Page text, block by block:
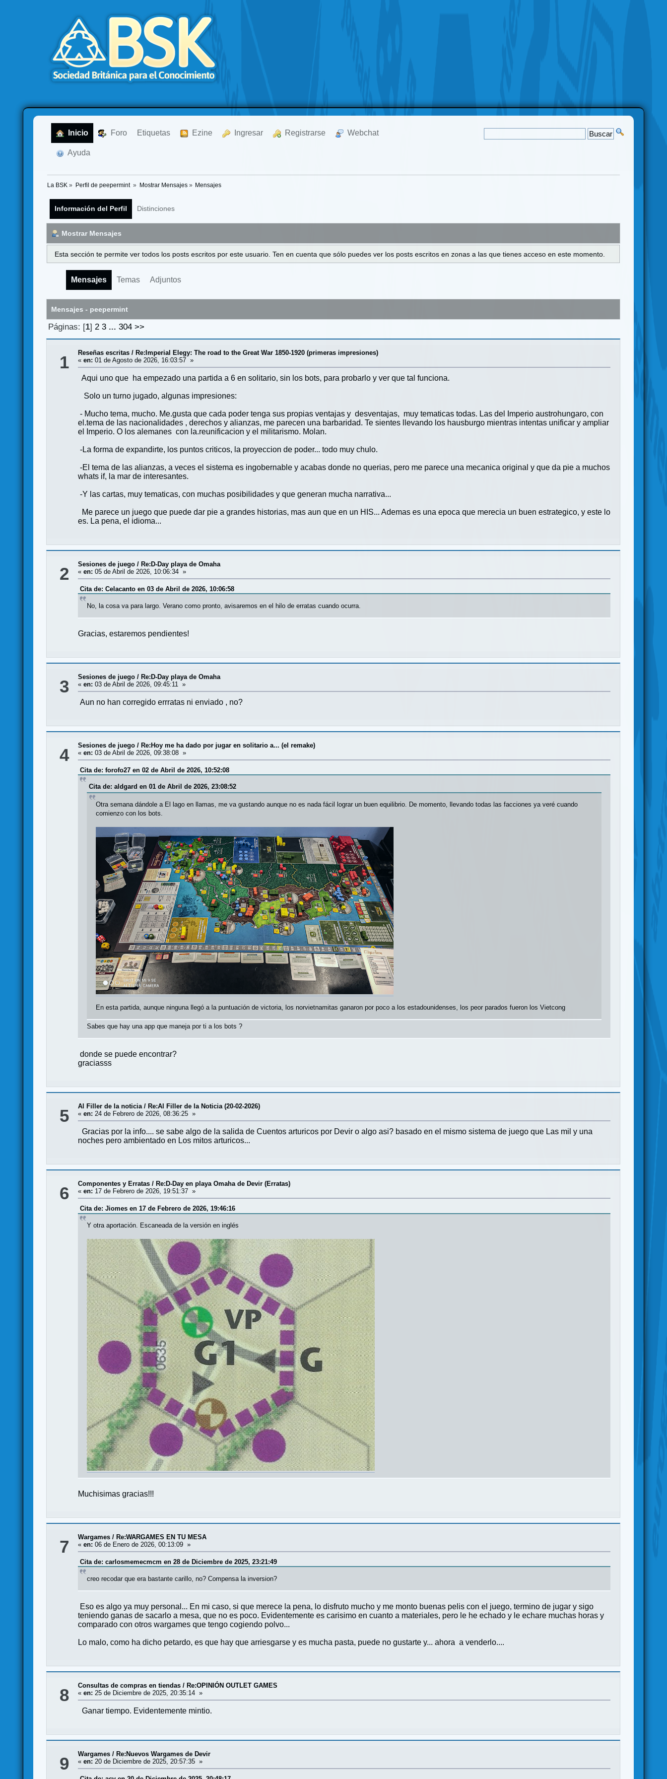
Inicio Foro Etiquetas Ezine Ingresar Registrarse Webchat
Ayuda
La BSK » Perfil de peepermint » Mostrar Mensajes» Mensajes
Información del Perfil Distinciones
Mostrar Mensajes
Esta sección te permite ver todos los posts escritos por este usuario. Ten en cuenta que sólo puedes ver los posts escritos en zonas a las que tienes acceso en este momento.
Mensajes Temas Adjuntos
Mensajes - peepermint
Páginas: [1] 2 3 ... 304 >>
1 Reseñas escritas / Re:Imperial Elegy: The road to the Great War 1850-1920 (primeras impresiones)
«en: 01 de Agosto de 2026, 16:03:57 »
Aqui uno que ha empezado una partida a 6 en solitario, sin los bots, para probarlo y ver que tal funciona.
Solo un turno jugado, algunas impresiones:
- Mucho tema, mucho. Me.gusta que cada poder tenga sus propias ventajas y desventajas, muy tematicas todas. Las del Imperio austrohungaro, con
el.tema de las nacionalidades , derechos y alianzas, me parecen una barbaridad. Te sientes llevando los hausburgo mientras intentas unificar y ampliar
el Imperio. O los alemanes con la.reunificacion y el militarismo. Molan.
-La forma de expandirte, los puntos criticos, la proyeccion de poder... todo muy chulo.
-El tema de las alianzas, a veces el sistema es ingobernable y acabas donde no querias, pero me parece una mecanica original y que da pie a muchos
whats if, la mar de interesantes.
-Y las cartas, muy tematicas, con muchas posibilidades y que generan mucha narrativa...
Me parece un juego que puede dar pie a grandes historias, mas aun que en un HIS... Ademas es una epoca que merecia un buen estrategico, y este lo
es. La pena, el idioma...
2 Sesiones de juego / Re:D-Day playa de Omaha
«en: 05 de Abril de 2026, 10:06:34 »
Cita de: Celacanto en 03 de Abril de 2026, 10:06:58
No, la cosa va para largo. Verano como pronto, avisaremos en el hilo de erratas cuando ocurra.
Gracias, estaremos pendientes!
3 Sesiones de juego / Re:D-Day playa de Omaha
«en: 03 de Abril de 2026, 09:45:11 »
Aun no han corregido errratas ni enviado , no?
4 Sesiones de juego / Re:Hoy me ha dado por jugar en solitario a... (el remake)
«en: 03 de Abril de 2026, 09:38:08 »
Cita de: forofo27 en 02 de Abril de 2026, 10:52:08
Cita de: aldgard en 01 de Abril de 2026, 23:08:52
Otra semana dándole a El lago en llamas, me va gustando aunque no es nada fácil lograr un buen equilibrio. De momento, llevando todas las facciones ya veré cuando
comienzo con los bots.
En esta partida, aunque ninguna llegó a la puntuación de victoria, los norvietnamitas ganaron por poco a los estadounidenses, los peor parados fueron los Vietcong
Sabes que hay una app que maneja por ti a los bots ?
donde se puede encontrar?
graciasss
5 Al Filler de la noticia/ Re:Al Filler de la Noticia (20-02-2026)
«en: 24 de Febrero de 2026, 08:36:25 »
Gracias por la info.... se sabe algo de la salida de Cuentos arturicos por Devir o algo asi? basado en el mismo sistema de juego que Las mil y una
noches pero ambientado en Los mitos arturicos...
6 Componentes y Erratas / Re:D-Day en playa Omaha de Devir (Erratas)
«en: 17 de Febrero de 2026, 19:51:37 »
Cita de: Jiomes en 17 de Febrero de 2026, 19:46:16
Y otra aportación. Escaneada de la versión en inglés
Muchisimas gracias!!!
7 Wargames / Re:WARGAMES EN TU MESA
«en: 06 de Enero de 2026, 00:13:09 »
Cita de: carlosmemecmcm en 28 de Diciembre de 2025, 23:21:49
creo recodar que era bastante carillo, no? Compensa la inversion?
Eso es algo ya muy personal... En mi caso, si que merece la pena, lo disfruto mucho y me monto buenas pelis con el juego, termino de jugar y sigo
teniendo ganas de sacarlo a mesa, que no es poco. Evidentemente es carisimo en cuanto a materiales, pero le he echado y le echare muchas horas y
comparado con otros wargames que tengo cogiendo polvo...
Lo malo, como ha dicho petardo, es que hay que arriesgarse y es mucha pasta, puede no gustarte y... ahora a venderlo....
8 Consultas de compras en tiendas / Re:OPINIÓN OUTLET GAMES
«en: 25 de Diciembre de 2025, 20:35:14 »
Ganar tiempo. Evidentemente mintio.
9 Wargames / Re:Nuevos Wargames de Devir
«en: 20 de Diciembre de 2025, 20:57:35 »